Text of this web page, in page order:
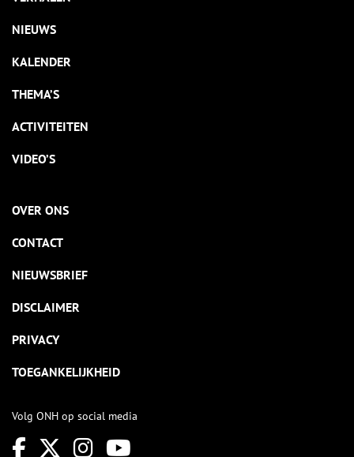
NIEUWS
KALENDER
THEMA’S
ACTIVITEITEN
VIDEO’S
OVER ONS
CONTACT
NIEUWSBRIEF
DISCLAIMER
PRIVACY
TOEGANKELIJKHEID
Volg ONH op social media